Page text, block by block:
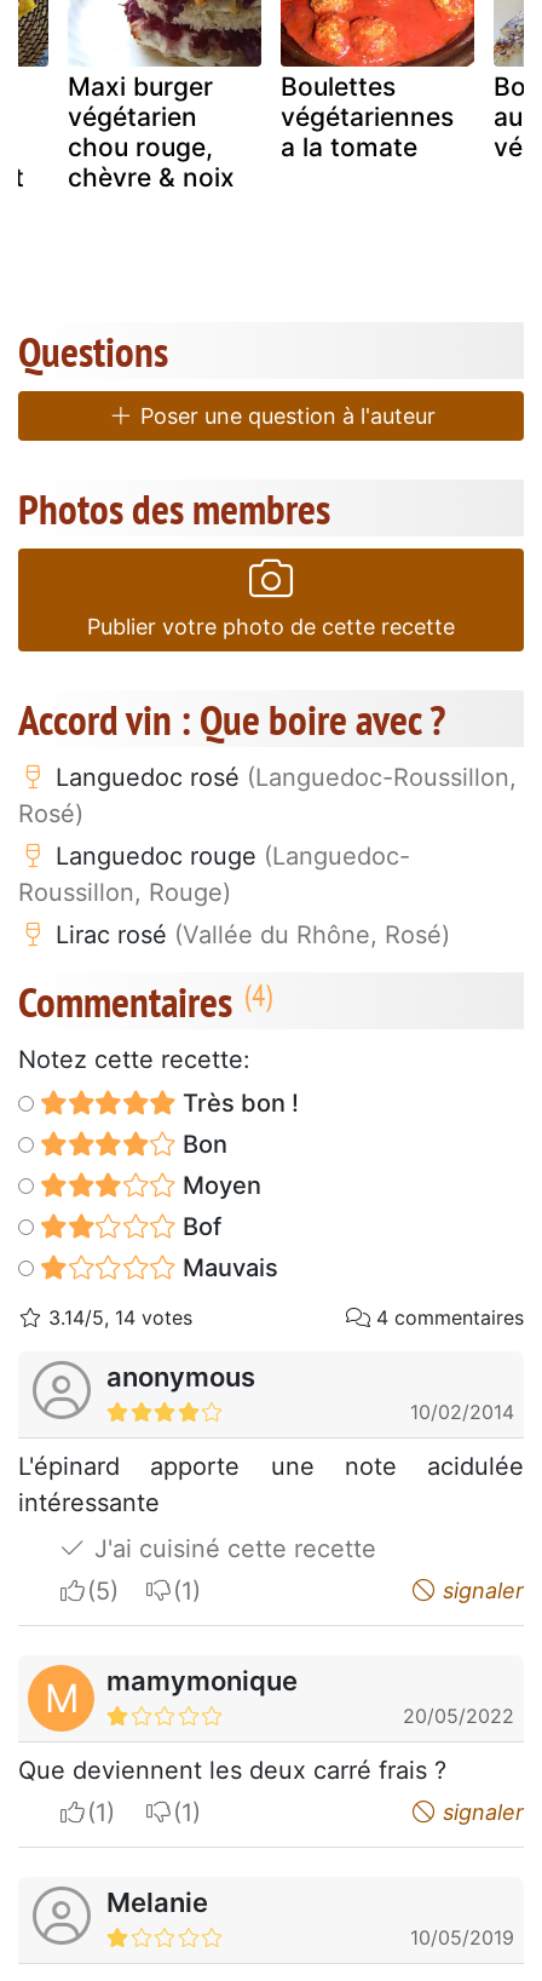
Maxi burger
végétarien
chou rouge,
chèvre & noix
Boulettes
végétariennes
a la tomate
au
Questions
Poser une question à l'auteur
Photos des membres
Publier votre photo de cette recette
Accord vin : Que boire avec ?
Languedoc rosé (Languedoc-Roussillon,
Rosé)
Languedoc rouge (Languedoc-
Roussillon, Rouge)
Lirac rosé (Vallée du Rhône, Rosé)
Commentaires
Notez cette recette:
Très bon !
Bon
Moyen
Bof
Mauvais
3.14/5, 14 votes 4 commentaires
anonymous
10/02/2014
L'épinard apporte une note acidulée
intéressante
J'ai cuisiné cette recette
I apreciateI do not appreciate signaler
M mamymonique
20/05/2022
Que deviennent les deux carré frais ?
I apreciateI do not appreciate signaler
Melanie
10/05/2019